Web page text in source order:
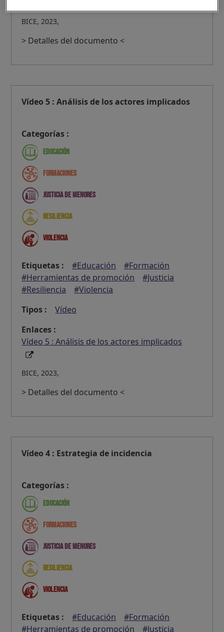
BICE, 2023,
> Detalles del documento <
Vídeo 5 : Análisis de los actores implicados
Categorías :
Educación
Formaciones
Justicia de menores
Resiliencia
Violencia
Etiquetas : #Educación
#Formación
#Herramientas de promoción
#Justicia
#Resiliencia
#Violencia
Tipos :
Vídeo
Enlaces :
Vídeo 5 : Análisis de los actores implicados
BICE, 2023,
> Detalles del documento <
Vídeo 4 : Estrategia de incidencia
Categorías :
Educación
Formaciones
Justicia de menores
Resiliencia
Violencia
Etiquetas : #Educación
#Formación
#Herramientas de promoción
#Justicia